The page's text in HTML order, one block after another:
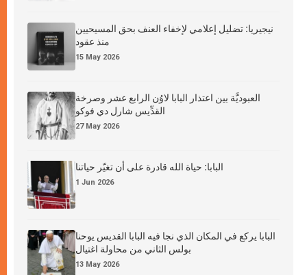
نيجيريا: تضليل إعلامي لإخفاء العنف بحق المسيحيين
منذ عقود
15 May 2026
العبوديَّة بين اعتذار البابا لاوُن الرابع عشر وصرخة
القدِّيس شارل دي فوكو
27 May 2026
البابا: حياة الله قادرة على أن تغيّر حياتنا
1 Jun 2026
البابا يركع في المكان الذي نجا فيه البابا القديس يوحنا
بولس الثاني من محاولة اغتيال
13 May 2026